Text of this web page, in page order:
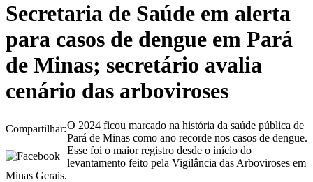
Secretaria de Saúde em alerta
para casos de dengue em Pará
de Minas; secretário avalia
cenário das arboviroses
Compartilhar:O 2024 ficou marcado na história da saúde pública de
Pará de Minas como ano recorde nos casos de dengue.
Esse foi o maior registro desde o início do
levantamento feito pela Vigilância das Arboviroses em
Minas Gerais.